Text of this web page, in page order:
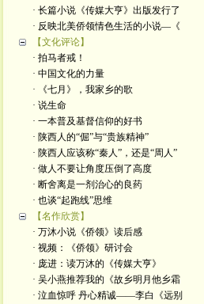
· 长篇小说《传媒大亨》出版发行了
· 反映北美侨领情色生活的小说—《
【文化评论】
· 拍马者戒！
· 中国文化的力量
· 《七月》，我家乡的歌
· 说生命
· 一本普及基督信仰的好书
· 陕西人的“倔”与“贵族精神”
· 陕西人应该称“秦人”，还是“周人”
· 做人不要让角度压倒了高度
· 断舍离是一剂治心的良药
· 也谈“起跑线”思维
【名作欣赏】
· 万沐小说《侨领》读后感
· 视频：《侨领》研讨会
· 庞进：读万沐的《传媒大亨》
· 吴小燕推荐我的《故乡明月他乡霜
· 泣血惊呼 丹心精诚——李白《远别